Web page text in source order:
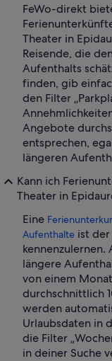
FeWo-direkt
Theater in
Reisende, die
Aufenthalts
finden, gib
den Filter
Angebote
entsprechen,
längeren
Kann ich
Theater in
Eine
Aufenthalte ist
längere
von einem
durchschnittlich
werden
Urlaubsdaten in
die Filter
in deiner Suche